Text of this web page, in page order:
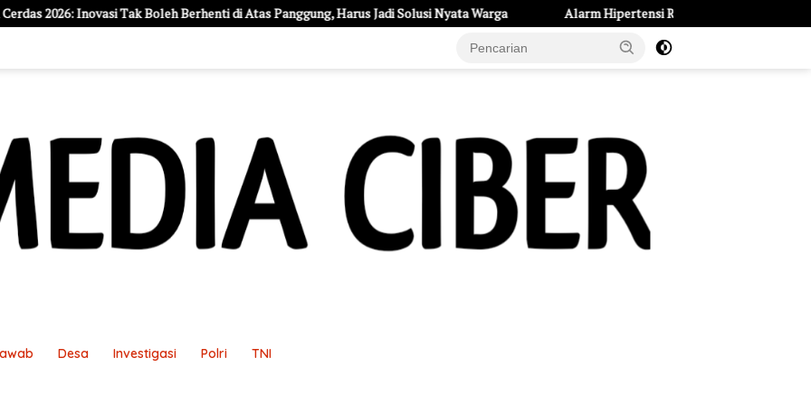
Boleh Berhenti di Atas Panggung, Harus Jadi Solusi Nyata Warga Alarm Hipertensi Remaja di Kota Kediri: 234 Pelajar Terdeteksi
Desa Investigasi Polri TNI